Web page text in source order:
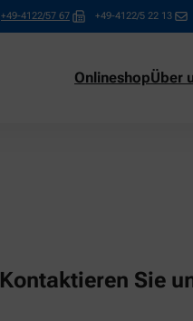
+49-4122/57 67 +49-4122/5 22 13
OnlineshopÜber
Kontaktieren Sie